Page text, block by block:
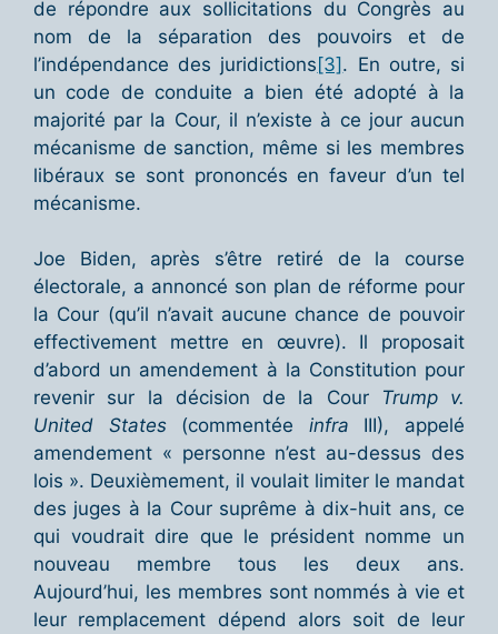
de répondre aux sollicitations du Congrès au
nom de la séparation des pouvoirs et de
l’indépendance des juridictions[3]. En outre, si
un code de conduite a bien été adopté à la
majorité par la Cour, il n’existe à ce jour aucun
mécanisme de sanction, même si les membres
libéraux se sont prononcés en faveur d’un tel
mécanisme.
Joe Biden, après s’être retiré de la course
électorale, a annoncé son plan de réforme pour
la Cour (qu’il n’avait aucune chance de pouvoir
effectivement mettre en œuvre). Il proposait
d’abord un amendement à la Constitution pour
revenir sur la décision de la Cour
Trump v.
United States(commentée infra III), appelé
amendement « personne n’est au-dessus des
lois ». Deuxièmement, il voulait limiter le mandat
des juges à la Cour suprême à dix-huit ans, ce
qui voudrait dire que le président nomme un
nouveau membre tous les deux ans.
Aujourd’hui, les membres sont nommés à vie et
leur remplacement dépend alors soit de leur